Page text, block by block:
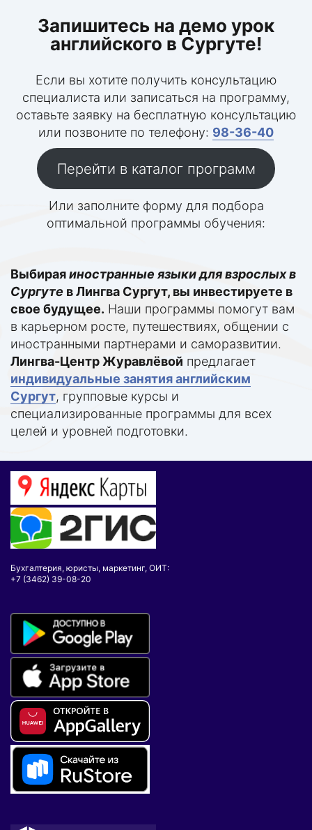
Запишитесь на демо урок
английского в Сургуте!
Если вы хотите получить консультацию
специалиста или записаться на программу,
оставьте заявку на бесплатную консультацию
или позвоните по телефону: 98-36-40
Перейти в каталог программ
Или заполните форму для подбора
оптимальной программы обучения:
Выбираяиностранные языки для взрослых в
Сургуте вЛингва Сургут, вы инвестируете в
свое будущее. Наши программы помогут вам
в карьерном росте, путешествиях, общении с
иностранными партнерами и саморазвитии.
Лингва-Центр Журавлёвой предлагает
индивидуальные занятия английским
Сургут, групповые курсы и
специализированные программы для всех
целей и уровней подготовки.
Бухгалтерия, юристы, маркетинг, ОИТ:
+7 (3462) 39-08-20